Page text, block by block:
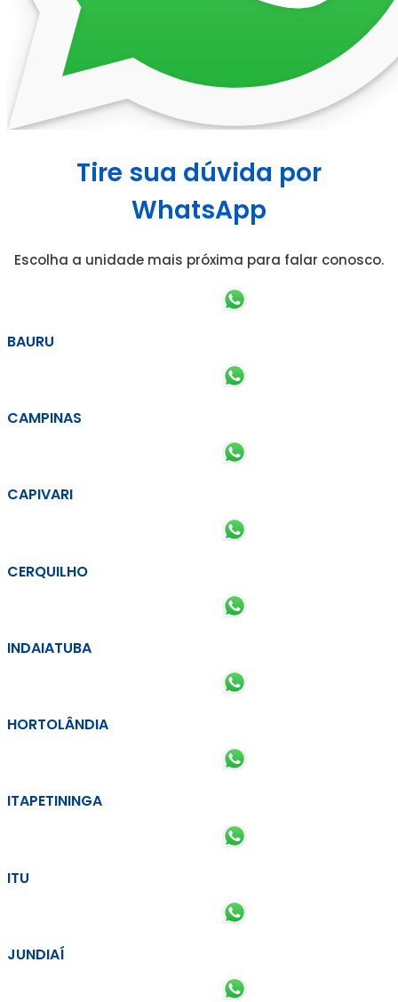
Tire sua dúvida por
WhatsApp
Escolha a unidade mais próxima para falar conosco.
BAURU
CAMPINAS
CAPIVARI
CERQUILHO
INDAIATUBA
HORTOLÂNDIA
ITAPETININGA
ITU
JUNDIAÍ